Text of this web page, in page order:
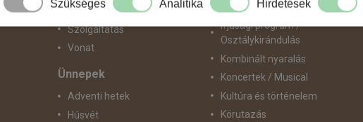
Repülővel
Szolgáltatás
Vonat
Ünnepek
Adventi hetek
Húsvét
Hajóút
Ifjúsági program /
Osztálykirándulás
Kombinált nyaralás
Koncertek / Musical
Kultúra és történelem
Körutazás
Szükséges Analitika Hirdetések